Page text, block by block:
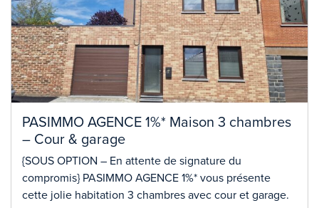
PASIMMO AGENCE 1%* Maison 3 chambres
– Cour & garage
{SOUS OPTION – En attente de signature du
compromis} PASIMMO AGENCE 1%* vous présente
cette jolie habitation 3 chambres avec cour et garage.